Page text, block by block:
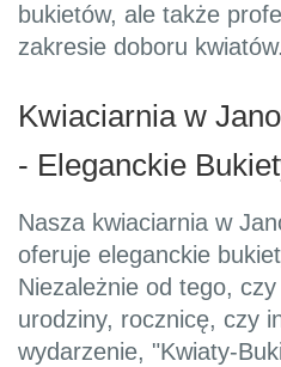
bukietów, ale także
zakresie doboru kwiatów.
Kwiaciarnia w
- Eleganckie
Nasza kwiaciarnia w
oferuje eleganckie
Niezależnie od tego,
urodziny, rocznicę, czy
wydarzenie, "Kwiaty-